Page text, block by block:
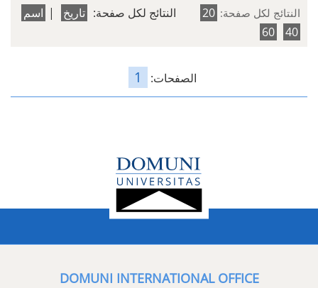
النتائج لكل صفحة: تاريخ | اسم النتائج لكل صفحة: 20
40
60
الصفحات: 1
DOMUNI INTERNATIONAL OFFICE